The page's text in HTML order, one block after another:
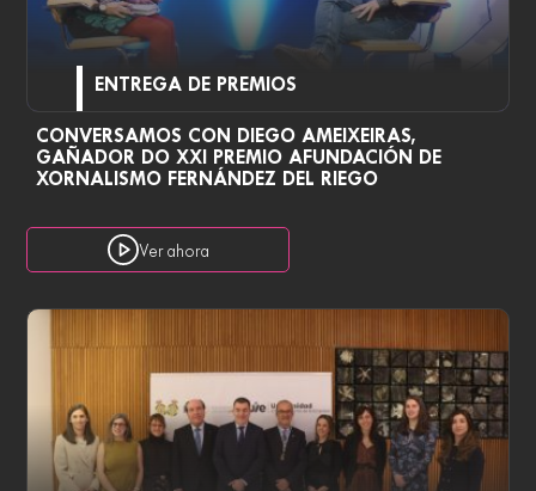
ENTREGA DE PREMIOS
CONVERSAMOS CON DIEGO AMEIXEIRAS,
GAÑADOR DO XXI PREMIO AFUNDACIÓN DE
XORNALISMO FERNÁNDEZ DEL RIEGO
Ver ahora